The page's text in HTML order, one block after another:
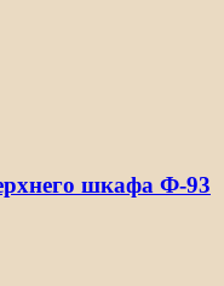
шкафа Ф-93